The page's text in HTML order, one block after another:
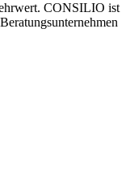
CONSILIO ist